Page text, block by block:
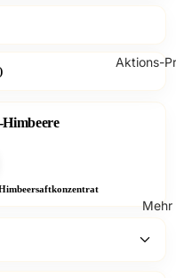
Aktions-
Mehr